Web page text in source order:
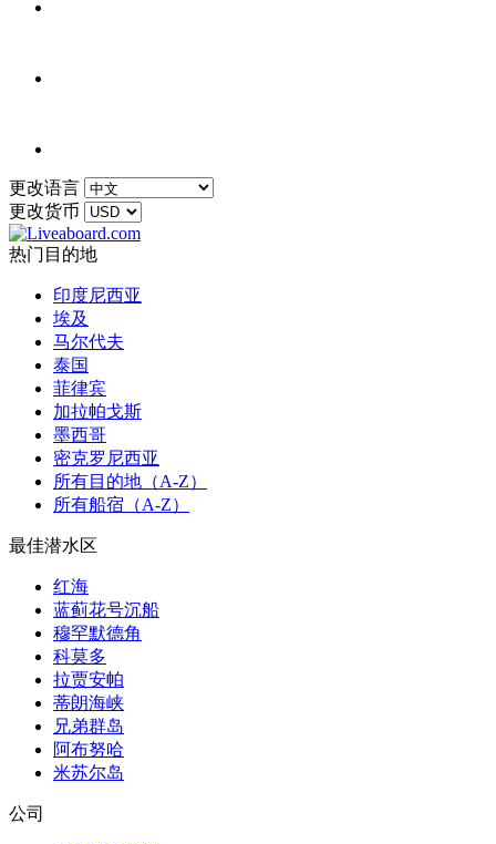
更改语言
更改货币
热门目的地
印度尼西亚
埃及
马尔代夫
泰国
菲律宾
加拉帕戈斯
墨西哥
密克罗尼西亚
所有目的地（A-Z）
所有船宿（A-Z）
最佳潜水区
红海
蓝蓟花号沉船
穆罕默德角
科莫多
拉贾安帕
蒂朗海峡
兄弟群岛
阿布努哈
米苏尔岛
公司